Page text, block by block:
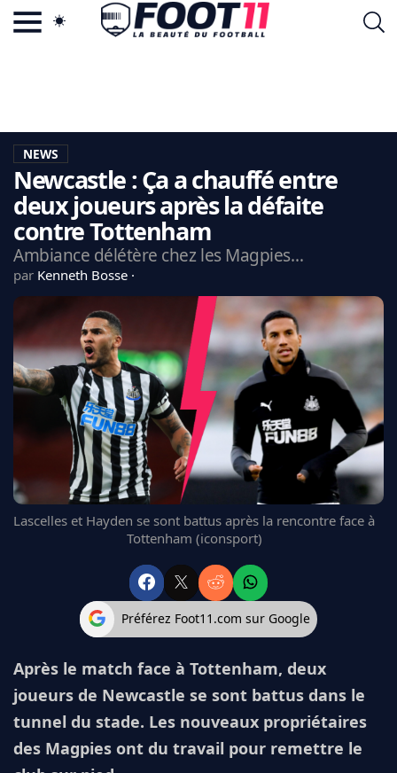
LA CHARTE
VIE PRIVÉE
CGU
CONTACTEZ-NOUS
EDF
PSG
LIGUE 1
REAL MADRID
FC BARCELONE
MANCHESTER UNITED
CHELSEA
ARSENAL
BAYERN
L'AVIS DE LA RÉDAC'
NEWS
Newcastle : Ça a chauffé entre
deux joueurs après la défaite
contre Tottenham
Ambiance délétère chez les Magpies…
par Kenneth Bosse
Lascelles et Hayden se sont battus après la rencontre face à
Tottenham (iconsport)
Préférez Foot11.com sur Google
Après le match face à Tottenham, deux
joueurs de Newcastle se sont battus dans le
tunnel du stade. Les nouveaux propriétaires
des Magpies ont du travail pour remettre le